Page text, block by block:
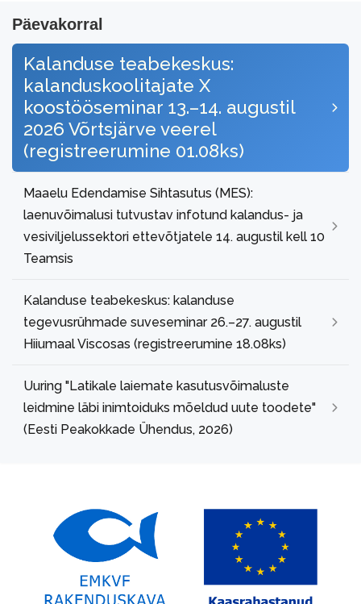
Päevakorral
Kalanduse teabekeskus:
kalanduskoolitajate X
koostööseminar 13.–14. augustil
2026 Võrtsjärve veerel
(registreerumine 01.08ks)
Maaelu Edendamise Sihtasutus (MES):
laenuvõimalusi tutvustav infotund kalandus- ja
vesiviljelussektori ettevõtjatele 14. augustil kell 10
Teamsis
Kalanduse teabekeskus: kalanduse
tegevusrühmade suveseminar 26.–27. augustil
Hiiumaal Viscosas (registreerumine 18.08ks)
Uuring "Latikale laiemate kasutusvõimaluste
leidmine läbi inimtoiduks mõeldud uute toodete"
(Eesti Peakokkade Ühendus, 2026)